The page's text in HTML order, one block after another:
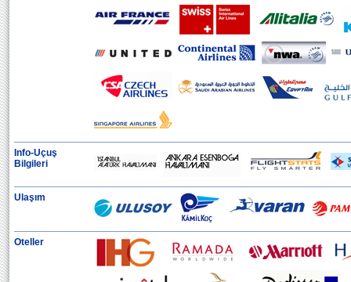
Info-Uçuş
Bilgileri
Ulaşım
Oteller